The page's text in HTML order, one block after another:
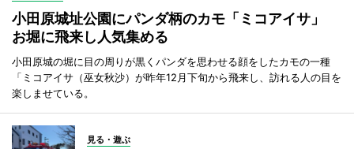
小田原城址公園にパンダ柄のカモ「ミコアイサ」
お堀に飛来し人気集める
小田原城の堀に目の周りが黒くパンダを思わせる顔をしたカモの一種
「ミコアイサ（巫女秋沙）が昨年12月下旬から飛来し、訪れる人の目を
楽しませている。
見る・遊ぶ